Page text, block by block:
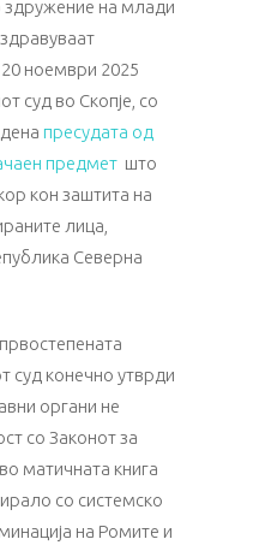
здружение на млади
ноември 2025
суд во Скопје, со
пресудата од
предмет што
кон заштита на
лица,
Северна
суд конечно утврди
органи не
со Законот за
матичната книга
со системско
на Ромите и